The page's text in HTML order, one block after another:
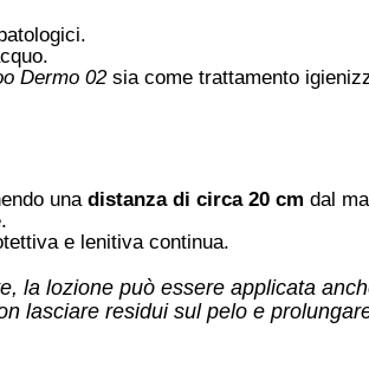
.
.
Dermo 02sia come trattamento
una distanza di circa 20 cm dal
.
e lenitiva continua.
la lozione può essere applicata
lasciare residui sul pelo e